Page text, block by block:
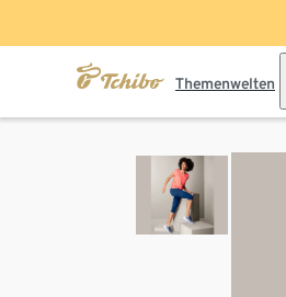
Themenwelten